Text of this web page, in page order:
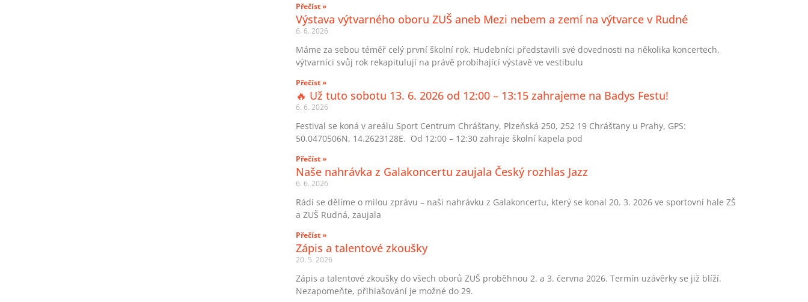
Přečíst »
Výstava výtvarného oboru ZUŠ aneb Mezi nebem a zemí na výtvarce v Rudné
6. 6. 2026
Máme za sebou téměř celý první školní rok. Hudebníci představili své dovednosti na několika koncertech,
výtvarníci svůj rok rekapitulují na právě probíhající výstavě ve vestibulu
Přečíst »
🔥 Už tuto sobotu 13. 6. 2026 od 12:00 – 13:15 zahrajeme na Badys Festu!
6. 6. 2026
Festival se koná v areálu Sport Centrum Chrášťany, Plzeňská 250, 252 19 Chrášťany u Prahy, GPS:
50.0470506N, 14.2623128E. Od 12:00 – 12:30 zahraje školní kapela pod
Přečíst »
Naše nahrávka z Galakoncertu zaujala Český rozhlas Jazz
6. 6. 2026
Rádi se dělíme o milou zprávu – naši nahrávku z Galakoncertu, který se konal 20. 3. 2026 ve sportovní hale ZŠ
a ZUŠ Rudná, zaujala
Přečíst »
Zápis a talentové zkoušky
20. 5. 2026
Zápis a talentové zkoušky do všech oborů ZUŠ proběhnou 2. a 3. června 2026. Termín uzávěrky se již blíží.
Nezapomeňte, přihlašování je možné do 29.